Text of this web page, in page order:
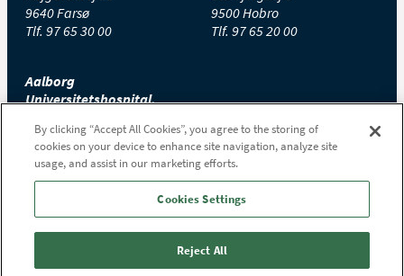
9640 Farsø
Tlf. 97 65 30 00
9500 Hobro
Tlf. 97 65 20 00
Aalborg
Universitetshospital,
Højtoftevej 2
7700 Thisted
Tlf.97 65 00 00
By clicking “Accept All Cookies”, you agree to the storing of
cookies on your device to enhance site navigation, analyze site
usage, and assist in our marketing efforts.
Cookies Settings
Reject All